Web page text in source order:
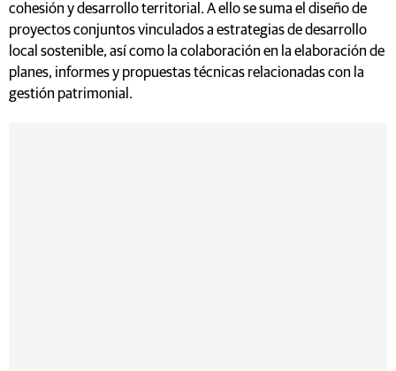
cohesión y desarrollo territorial. A ello se suma el diseño de
proyectos conjuntos vinculados a estrategias de desarrollo
local sostenible, así como la colaboración en la elaboración de
planes, informes y propuestas técnicas relacionadas con la
gestión patrimonial.